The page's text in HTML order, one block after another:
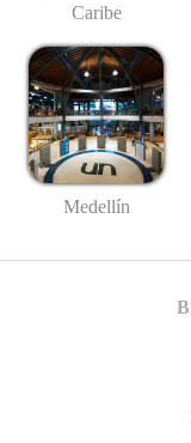
Caribe
Medellín